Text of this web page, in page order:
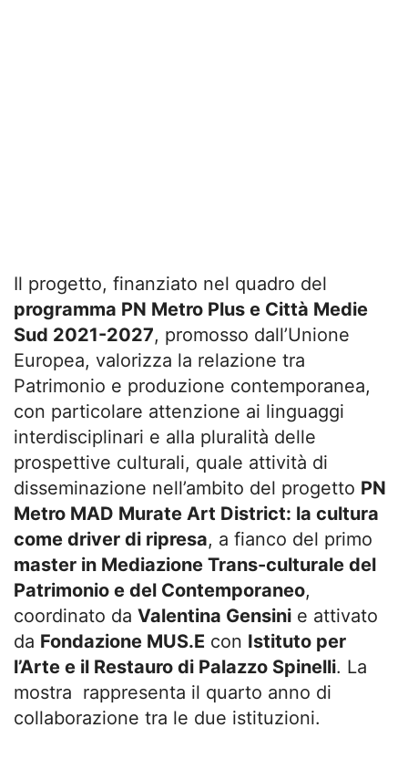
Il progetto, finanziato nel quadro del
programma PN Metro Plus e Città Medie
Sud 2021-2027, promosso dall’Unione
Europea, valorizza la relazione tra
Patrimonio e produzione contemporanea,
con particolare attenzione ai linguaggi
interdisciplinari e alla pluralità delle
prospettive culturali, quale attività di
disseminazione nell’ambito del progetto PN
Metro MAD Murate Art District: la cultura
come driver di ripresa, a fianco del primo
master in Mediazione Trans-culturale del
Patrimonio e del Contemporaneo,
coordinato da Valentina Gensini e attivato
da Fondazione MUS.E con Istituto per
l’Arte e il Restauro di Palazzo Spinelli. La
mostra rappresenta il quarto anno di
collaborazione tra le due istituzioni.